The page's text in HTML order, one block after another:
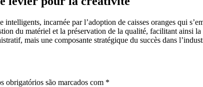
intelligents, incarnée par l’adoption de caisses oranges qui
du matériel et la préservation de la qualité, facilitant ainsi
mais une composante stratégique du succès dans
obrigatórios são marcados com *